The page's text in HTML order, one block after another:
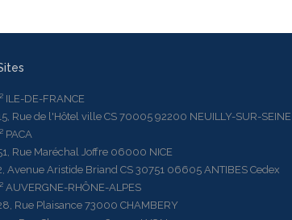
ILE-DE-FRANCE
de l'Hôtel ville CS 70005 92200 NEUILLY-SUR-SEINE
PACA
Maréchal Joffre 06000 NICE
Aristide Briand CS 30751 06605 ANTIBES Cedex
AUVERGNE-RHÔNE-ALPES
Plaisance 73000 CHAMBERY